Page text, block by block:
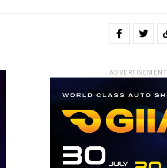
ADVERTISEMENT